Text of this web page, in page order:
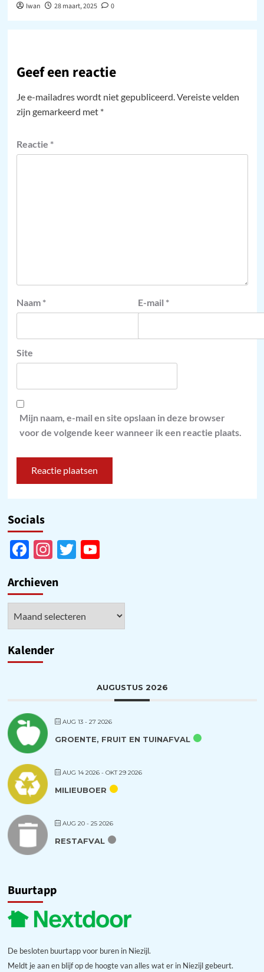
Iwan 28 maart, 2025 0
Geef een reactie
Je e-mailadres wordt niet gepubliceerd. Vereiste velden
zijn gemarkeerd met *
Reactie *
Naam * E-mail *
Site
Mijn naam, e-mail en site opslaan in deze browser
voor de volgende keer wanneer ik een reactie plaats.
Socials
Facebook
Instagram
Twitter
YouTube
Archieven
Kalender
AUGUSTUS 2026
AUG 13 - 27 2026
GROENTE, FRUIT EN TUINAFVAL
AUG 14 2026- OKT 29 2026
MILIEUBOER
AUG 20 - 25 2026
RESTAFVAL
Buurtapp
De besloten buurtapp voor buren in Niezijl.
Meldt je aan en blijf op de hoogte van alles wat er in Niezijl gebeurt.